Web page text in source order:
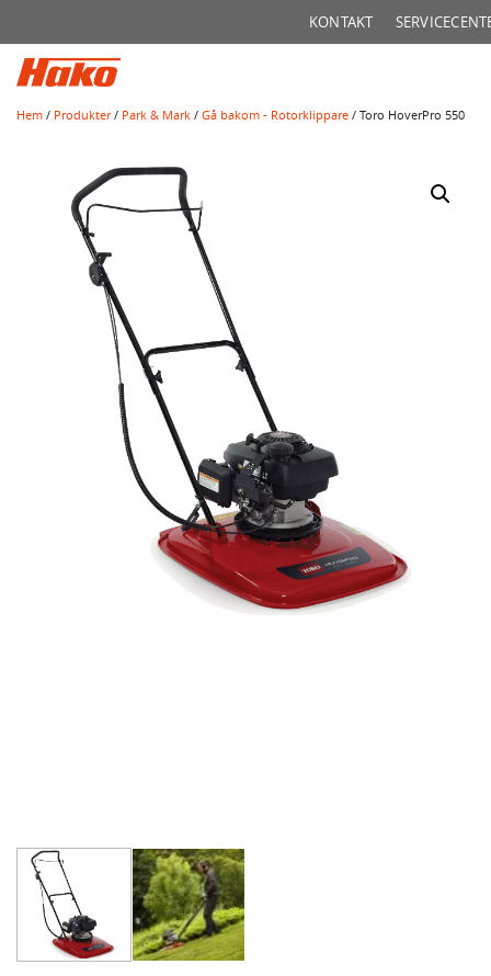
KONTAKT
Hem / Produkter/ Park & Mark / Gå bakom - Rotorklippare / Toro HoverPro 550